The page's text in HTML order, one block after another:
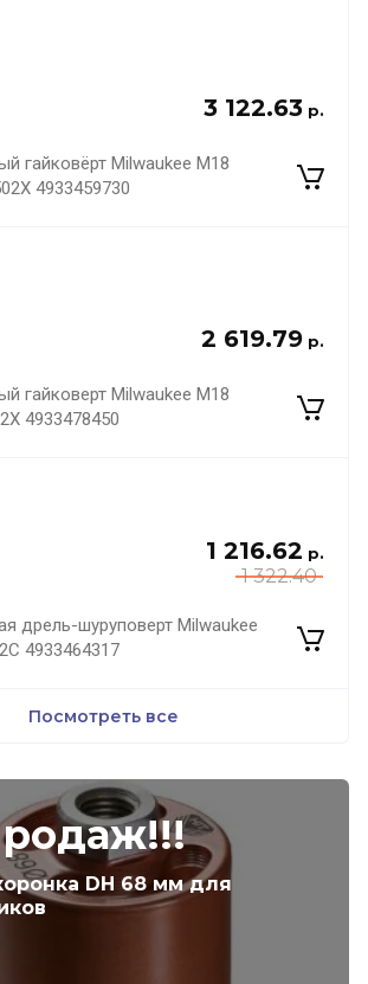
3 122.63 р.
гайковёрт Milwaukee M18
4933459730
2 619.79 р.
гайковерт Milwaukee M18
4933478450
1 322.40
1 216.62 р.
дрель-шуруповерт Milwaukee
4933464317
Посмотреть все
DH 68 мм для